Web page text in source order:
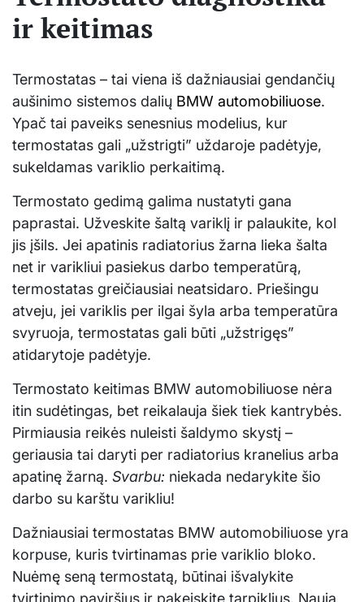
ir keitimas
Termostatas – tai viena iš dažniausiai gendančių
aušinimo sistemos dalių BMW automobiliuose.
Ypač tai paveiks senesnius modelius, kur
termostatas gali „užstrigti” uždaroje padėtyje,
sukeldamas variklio perkaitimą.
Termostato gedimą galima nustatyti gana
paprastai. Užveskite šaltą variklį ir palaukite, kol
jis įšils. Jei apatinis radiatorius žarna lieka šalta
net ir varikliui pasiekus darbo temperatūrą,
termostatas greičiausiai neatsidaro. Priešingu
atveju, jei variklis per ilgai šyla arba temperatūra
svyruoja, termostatas gali būti „užstrigęs”
atidarytoje padėtyje.
Termostato keitimas BMW automobiliuose nėra
itin sudėtingas, bet reikalauja šiek tiek kantrybės.
Pirmiausia reikės nuleisti šaldymo skystį –
geriausia tai daryti per radiatorius kranelius arba
apatinę žarną. Svarbu: niekada nedarykite šio
darbo su karštu varikliu!
Dažniausiai termostatas BMW automobiliuose yra
korpuse, kuris tvirtinamas prie variklio bloko.
Nuėmę seną termostatą, būtinai išvalykite
tvirtinimo paviršius ir pakeiskite tarpiklius. Naują